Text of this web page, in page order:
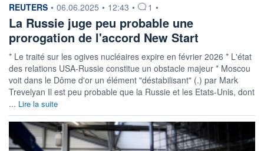
information fournie par
REUTERS • 06.06.2025 • 12:43 • 1 •
La Russie juge peu probable une
prorogation de l'accord New Start
* Le traité sur les ogives nucléaires expire en février 2026 * L'état
des relations USA-Russie constitue un obstacle majeur * Moscou
voit dans le Dôme d'or un élément "déstabilisant" (.) par Mark
Trevelyan Il est peu probable que la Russie et les Etats-Unis, dont
... Lire la suite